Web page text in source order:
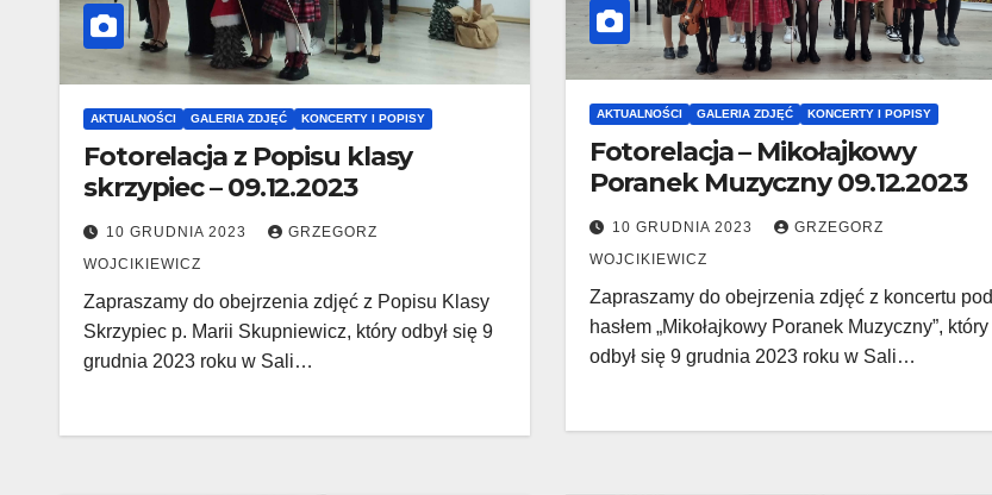
AKTUALNOŚCI GALERIA ZDJĘĆ KONCERTY I POPISY
Fotorelacja z Popisu klasy
skrzypiec – 09.12.2023
10 GRUDNIA 2023
GRZEGORZ
WOJCIKIEWICZ
Zapraszamy do obejrzenia zdjęć z Popisu Klasy
Skrzypiec p. Marii Skupniewicz, który odbył się 9
grudnia 2023 roku w Sali…
AKTUALNOŚCI GALERIA ZDJĘĆ KONCERTY I POPISY
Fotorelacja – Mikołajkowy
Poranek Muzyczny 09.12.2023
10 GRUDNIA 2023
GRZEGORZ
WOJCIKIEWICZ
Zapraszamy do obejrzenia zdjęć z koncertu pod
hasłem „Mikołajkowy Poranek Muzyczny”, który
odbył się 9 grudnia 2023 roku w Sali…